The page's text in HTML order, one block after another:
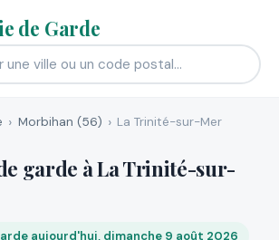
de Garde
Morbihan (56) La Trinité-sur-Mer
garde à La Trinité-sur-
aujourd'hui, dimanche 9 août 2026